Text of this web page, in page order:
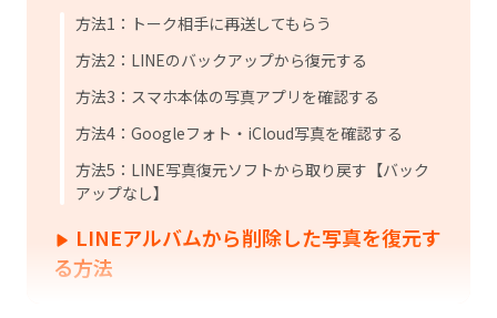
方法1：トーク相手に再送してもらう
方法2：LINEのバックアップから復元する
方法3：スマホ本体の写真アプリを確認する
方法4：Googleフォト・iCloud写真を確認する
方法5：LINE写真復元ソフトから取り戻す【バック
アップなし】
LINEアルバムから削除した写真を復元す
る方法